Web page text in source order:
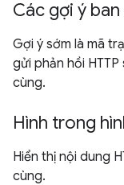
Các gợi ý ban
Gợi ý sớm là mã
gửi phản hồi
cùng.
Hình trong
Hiển thị nội dung
cùng.